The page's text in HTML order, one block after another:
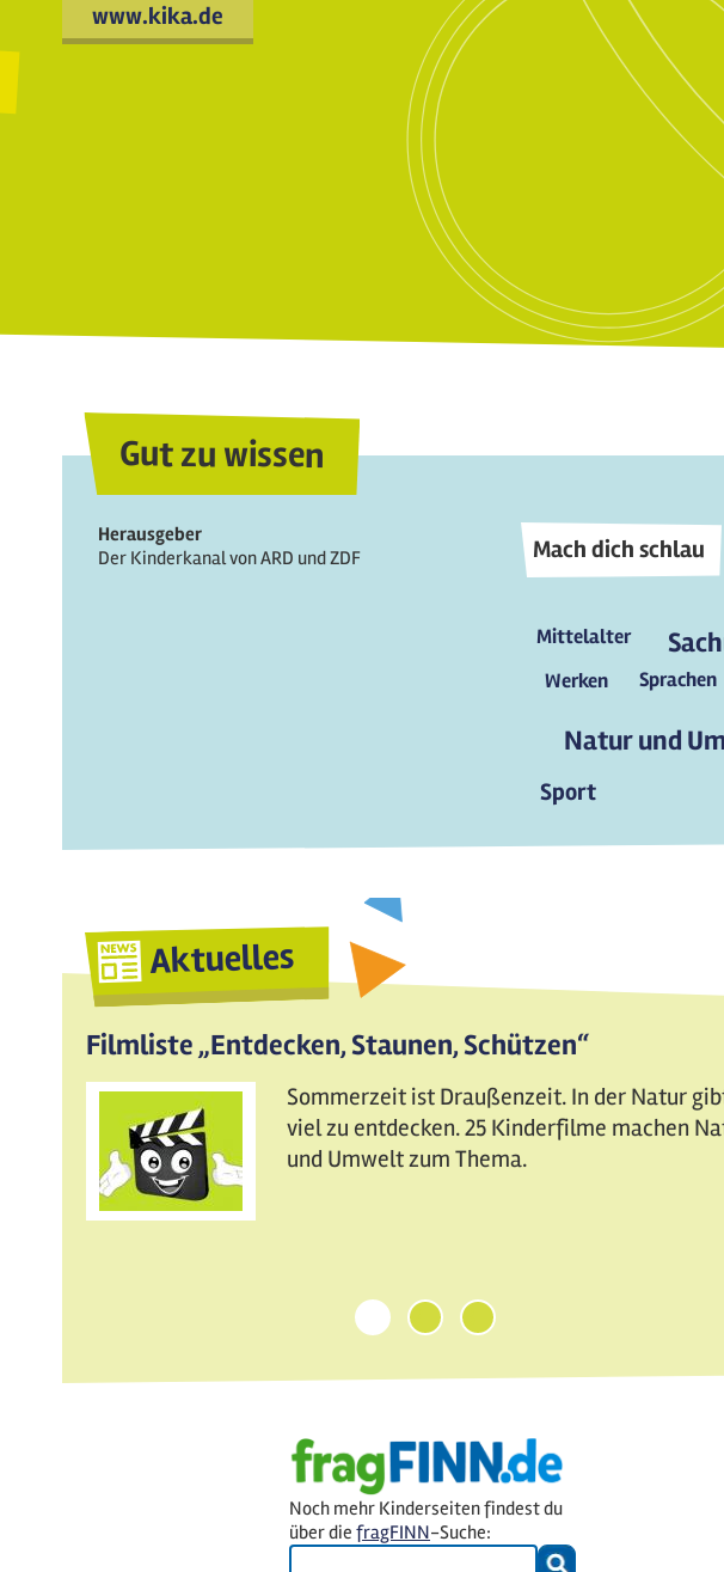
www.kika.de
Gut zu wissen
Herausgeber
Der Kinderkanal von ARD und ZDF
Mach dich schlau
Mittelalter
Werken Sprachen
Natur und
Sport
Aktuelles
Filmliste „Entdecken, Staunen, Schützen“
Sommerzeit ist Draußenzeit. In der Natur
viel zu entdecken. 25 Kinderfilme machen
und Umwelt zum Thema.
1 2 3
Noch mehr Kinderseiten findest du
über die fragFINN-Suche: